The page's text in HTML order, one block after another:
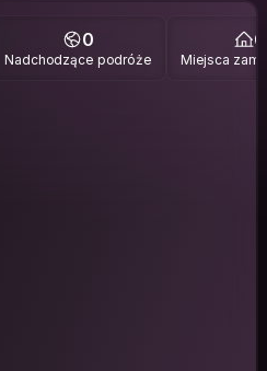
0
Nadchodzące podróże
0
Miejsca